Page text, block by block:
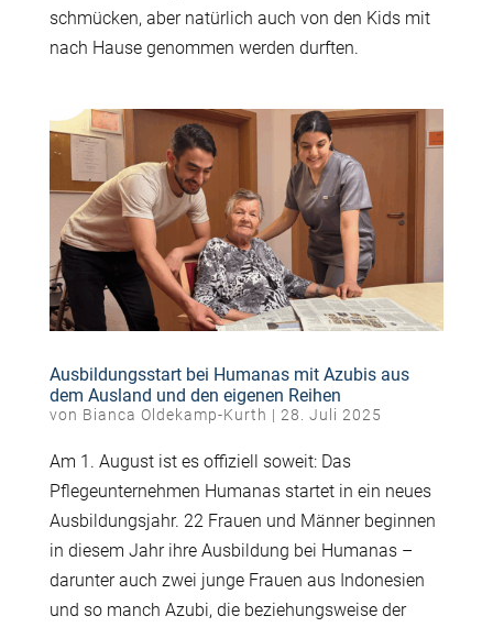
schmücken, aber natürlich auch von den Kids mit
nach Hause genommen werden durften.
Ausbildungsstart bei Humanas mit Azubis aus
dem Ausland und den eigenen Reihen
von Bianca Oldekamp-Kurth | 28. Juli 2025
Am 1. August ist es offiziell soweit: Das
Pflegeunternehmen Humanas startet in ein neues
Ausbildungsjahr. 22 Frauen und Männer beginnen
in diesem Jahr ihre Ausbildung bei Humanas –
darunter auch zwei junge Frauen aus Indonesien
und so manch Azubi, die beziehungsweise der